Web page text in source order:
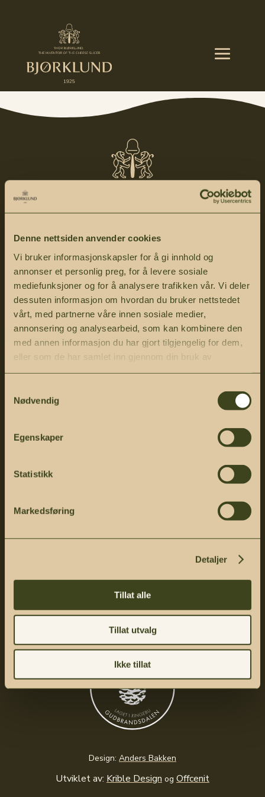
Denne nettsiden anvender cookies
Vi bruker informasjonskapsler for å gi innhold og
annonser et personlig preg, for å levere sosiale
mediefunksjoner og for å analysere trafikken vår. Vi deler
dessuten informasjon om hvordan du bruker nettstedet
vårt, med partnerne våre innen sosiale medier,
annonsering og analysearbeid, som kan kombinere den
med annen informasjon du har gjort tilgjengelig for dem,
eller som de har samlet inn gjennom din bruk av
Nødvendig
Egenskaper
Statistikk
Markedsføring
Detaljer
Tillat alle
Tillat utvalg
Ikke tillat
Kontoradresse
Randkleivgata 10,
2630 Ringebu
Sosiale medier
Design: Anders Bakken
Utviklet av: Krible Design og Offcenit